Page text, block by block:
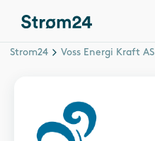
Strom24 Voss Energi Kraft AS